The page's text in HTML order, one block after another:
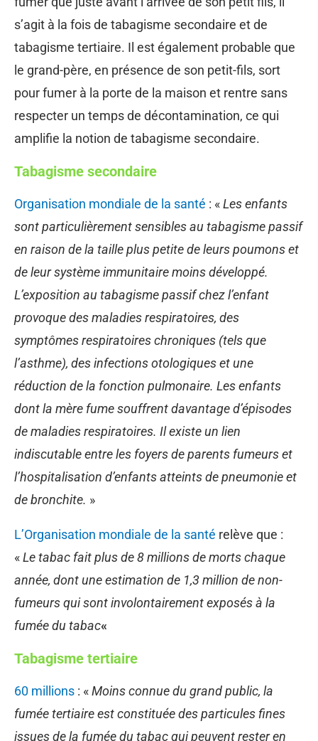
s’agit à la fois de tabagisme secondaire et de
tabagisme tertiaire. Il est également probable que
le grand-père, en présence de son petit-fils, sort
pour fumer à la porte de la maison et rentre sans
respecter un temps de décontamination, ce qui
amplifie la notion de tabagisme secondaire.
Tabagisme secondaire
Organisation mondiale de la santé : «Les enfants
sont particulièrement sensibles au tabagisme passif
en raison de la taille plus petite de leurs poumons et
de leur système immunitaire moins développé.
L’exposition au tabagisme passif chez l’enfant
provoque des maladies respiratoires, des
symptômes respiratoires chroniques (tels que
l’asthme), des infections otologiques et une
réduction de la fonction pulmonaire. Les enfants
dont la mère fume souffrent davantage d’épisodes
de maladies respiratoires. Il existe un lien
indiscutable entre les foyers de parents fumeurs et
l’hospitalisation d’enfants atteints de pneumonie et
de bronchite. »
L’Organisation mondiale de la santé relève que :
«Le tabac fait plus de 8 millions de morts chaque
année, dont une estimation de 1,3 million de non-
fumeurs qui sont involontairement exposés à la
fumée du tabac«
Tabagisme tertiaire
60 millions : «Moins connue du grand public, la
fumée tertiaire est constituée des particules fines
issues de la fumée du tabac qui peuvent rester en